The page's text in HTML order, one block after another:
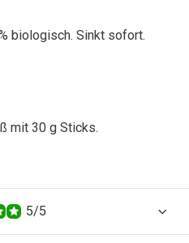
biologisch. Sinkt sofort.
mit 30 g Sticks.
5/5